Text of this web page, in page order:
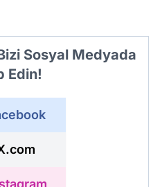
Sosyal Medyada
Edin!